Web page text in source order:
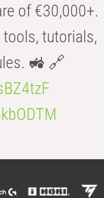
of €30,000+.
tutorials,
🚜 🔗